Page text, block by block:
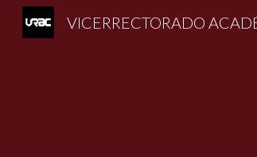
VICERRECTORADO